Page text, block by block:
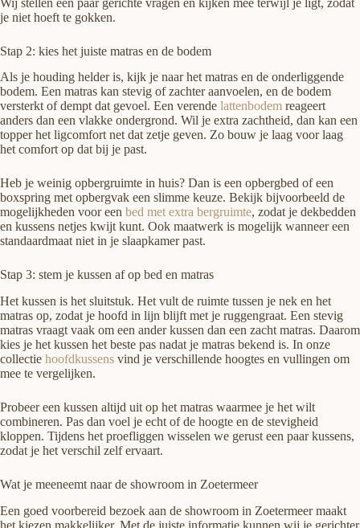
je niet hoeft te gokken.
Stap 2: kies het juiste matras en de bodem
Als je houding helder is, kijk je naar het matras en de onderliggende
bodem. Een matras kan stevig of zachter aanvoelen, en de bodem
versterkt of dempt dat gevoel. Een verende lattenbodem reageert
anders dan een vlakke ondergrond. Wil je extra zachtheid, dan kan een
topper het ligcomfort net dat zetje geven. Zo bouw je laag voor laag
het comfort op dat bij je past.
Heb je weinig opbergruimte in huis? Dan is een opbergbed of een
boxspring met opbergvak een slimme keuze. Bekijk bijvoorbeeld de
mogelijkheden voor een bed met extra bergruimte, zodat je dekbedden
en kussens netjes kwijt kunt. Ook maatwerk is mogelijk wanneer een
standaardmaat niet in je slaapkamer past.
Stap 3: stem je kussen af op bed en matras
Het kussen is het sluitstuk. Het vult de ruimte tussen je nek en het
matras op, zodat je hoofd in lijn blijft met je ruggengraat. Een stevig
matras vraagt vaak om een ander kussen dan een zacht matras. Daarom
kies je het kussen het beste pas nadat je matras bekend is. In onze
collectie hoofdkussens vind je verschillende hoogtes en vullingen om
mee te vergelijken.
Probeer een kussen altijd uit op het matras waarmee je het wilt
combineren. Pas dan voel je echt of de hoogte en de stevigheid
kloppen. Tijdens het proefliggen wisselen we gerust een paar kussens,
zodat je het verschil zelf ervaart.
Wat je meeneemt naar de showroom in Zoetermeer
Een goed voorbereid bezoek aan de showroom in Zoetermeer maakt
het kiezen makkelijker. Met de juiste informatie kunnen wij je gerichter